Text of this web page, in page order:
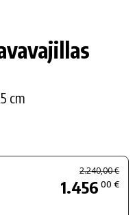
cm
2.240,00 €
1.456 00 €